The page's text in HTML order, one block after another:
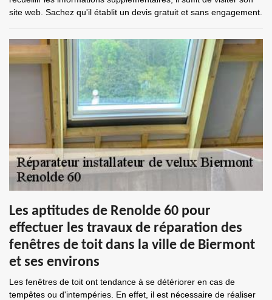
site web. Sachez qu'il établit un devis gratuit et sans engagement.
Les aptitudes de Renolde 60 pour
effectuer les travaux de réparation des
fenêtres de toit dans la ville de Biermont
et ses environs
Les fenêtres de toit ont tendance à se détériorer en cas de
tempêtes ou d'intempéries. En effet, il est nécessaire de réaliser